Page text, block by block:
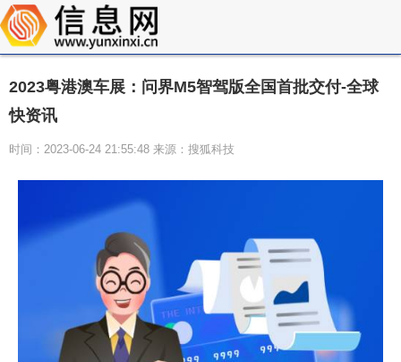
2023粤港澳车展：问界M5智驾版全国首批交付-全球
快资讯
时间：2023-06-24 21:55:48 来源：搜狐科技